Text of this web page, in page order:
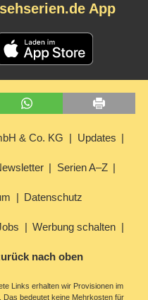
App
& Co. KG Updates
Serien A–Z
Datenschutz
Werbung schalten
nach oben
Links erhalten wir Provisionen im
Das bedeutet keine Mehrkosten für